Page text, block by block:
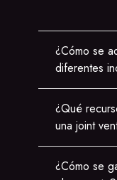
¿Cómo se
diferentes
¿Qué
una joint
¿Cómo se